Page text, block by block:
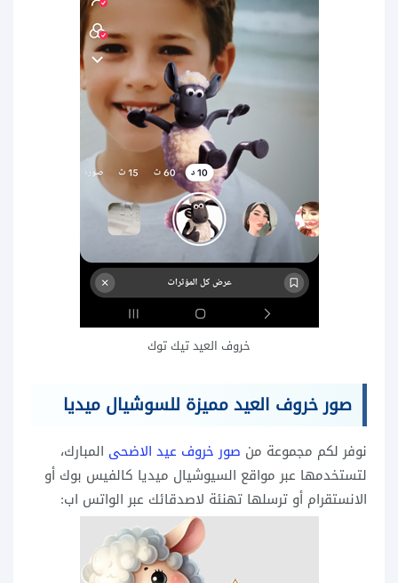
خروف العيد تيك توك
صور خروف العيد مميزة للسوشيال ميديا
نوفر لكم مجموعة من صور خروف عيد الاضحى المبارك،
لتستخدمها عبر مواقع السيوشيال ميديا كالفيس بوك أو
الانستقرام أو ترسلها تهنئة لاصدقائك عبر الواتس اب: